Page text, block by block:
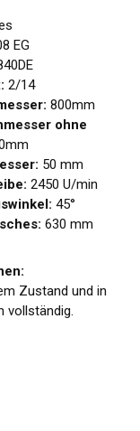
EG
2/14
800mm
ohne
50 mm
2450 U/min
45°
630 mm
Zustand und in
vollständig.